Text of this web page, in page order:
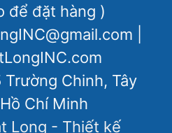
để đặt hàng )
|
Chinh, Tây
Chí Minh
Long - Thiết kế